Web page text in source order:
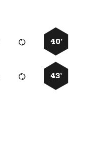
40’
43’